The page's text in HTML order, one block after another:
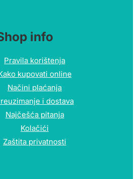
info
Pravila korištenja
kupovati online
Načini plaćanja
i dostava
Najčešća pitanja
Kolačići
Zaštita privatnosti